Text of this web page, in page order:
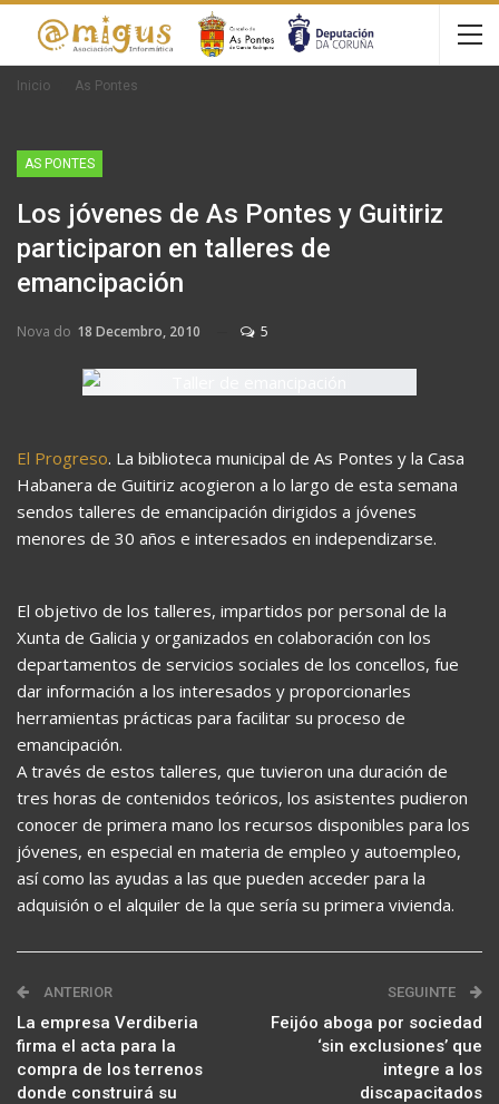
Inicio As Pontes
AS PONTES
Los jóvenes de As Pontes y Guitiriz
participaron en talleres de
emancipación
Nova do 18 Decembro, 2010 5
El Progreso. La biblioteca municipal de As Pontes y la Casa
Habanera de Guitiriz acogieron a lo largo de esta semana
sendos talleres de emancipación dirigidos a jóvenes
menores de 30 años e interesados en independizarse.
El objetivo de los talleres, impartidos por personal de la
Xunta de Galicia y organizados en colaboración con los
departamentos de servicios sociales de los concellos, fue
dar información a los interesados y proporcionarles
herramientas prácticas para facilitar su proceso de
emancipación.
A través de estos talleres, que tuvieron una duración de
tres horas de contenidos teóricos, los asistentes pudieron
conocer de primera mano los recursos disponibles para los
jóvenes, en especial en materia de empleo y autoempleo,
así como las ayudas a las que pueden acceder para la
adquisión o el alquiler de la que sería su primera vivienda.
ANTERIOR
La empresa Verdiberia
firma el acta para la
compra de los terrenos
donde construirá su
SEGUINTE
Feijóo aboga por sociedad
‘sin exclusiones’ que
integre a los
discapacitados